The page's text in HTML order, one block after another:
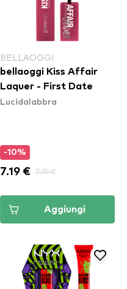
BELLAOGGI
bellaoggi Kiss Affair
Laquer - First Date
Lucidalabbra
-10%
7.19 € 7.99 €
Aggiungi